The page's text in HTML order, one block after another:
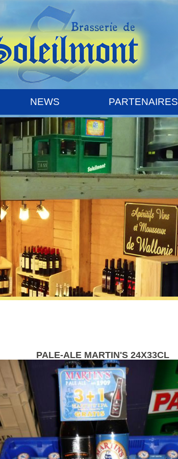
NEWS PARTENAIRES
PALE-ALE MARTIN'S 24X33CL